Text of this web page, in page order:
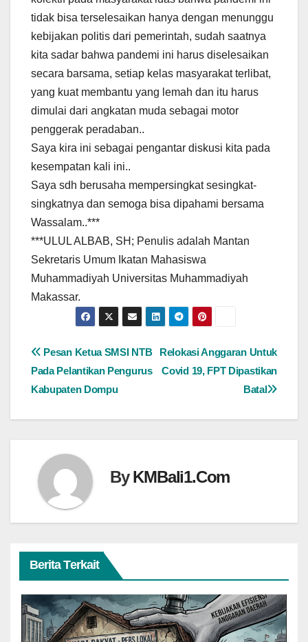
tidak bisa terselesaikan hanya dengan menunggu
kebijakan politis dari pemerintah, sudah saatnya
kita sadar bahwa pandemi ini harus diselesaikan
secara barsama, setiap kelas masyarakat terlibat,
yang kuat membantu yang lemah dan itu harus
dimulai dari angkatan muda sebagai motor
penggerak peradaban..
Saya kira ini sebagai pengantar diskusi kita pada
kesempatan kali ini..
Saya sdh berusaha mempersingkat sesingkat-
singkatnya dan semoga bisa dipahami bersama
Wassalam..***
***ULUL ALBAB, SH; Penulis adalah Mantan
Sekretaris Umum Ikatan Mahasiswa
Muhammadiyah Universitas Muhammadiyah
Makassar.
Navigasi
pos
Relokasi Anggaran Untuk
Covid 19, FPT Dipastikan
Batal
Pesan Ketua SMSI NTB
Pada Pelantikan Pengurus
Kabupaten Dompu
ByKMBali1.Com
Berita Terkait